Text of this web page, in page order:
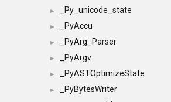
► _Py_unicode_state
► _PyAccu
► _PyArg_Parser
► _PyArgv
► _PyASTOptimizeState
►
_PyBytesWriter